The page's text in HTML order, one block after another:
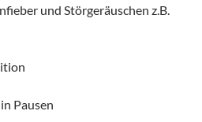
und Störgeräuschen z.B.
Pausen